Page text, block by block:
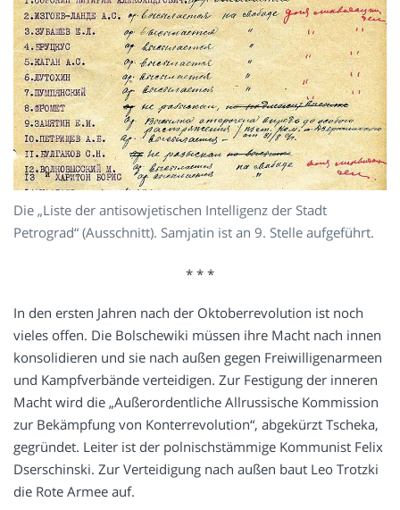
Die „Liste der antisowjetischen Intelligenz der Stadt
Petrograd“ (Ausschnitt). Samjatin ist an 9. Stelle aufgeführt.
* * *
In den ersten Jahren nach der Oktoberrevolution ist noch
vieles offen. Die Bolschewiki müssen ihre Macht nach innen
konsolidieren und sie nach außen gegen Freiwilligenarmeen
und Kampfverbände verteidigen. Zur Festigung der inneren
Macht wird die „Außerordentliche Allrussische Kommission
zur Bekämpfung von Konterrevolution“, abgekürzt Tscheka,
gegründet. Leiter ist der polnischstämmige Kommunist Felix
Dserschinski. Zur Verteidigung nach außen baut Leo Trotzki
die Rote Armee auf.